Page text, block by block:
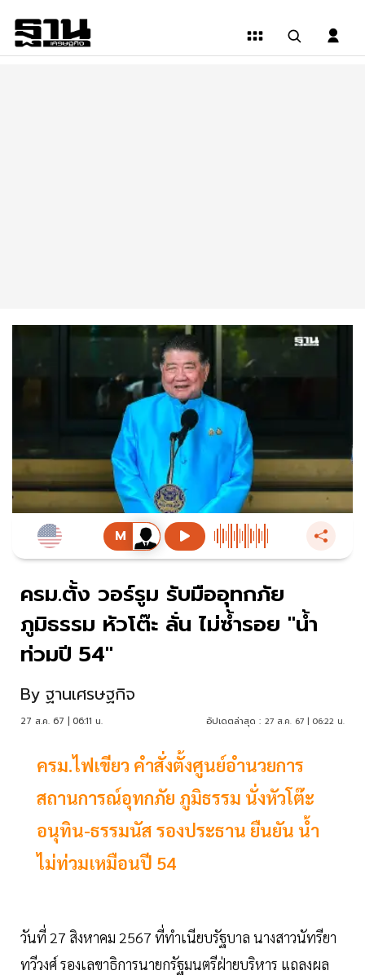
ครม.ตั้ง วอร์รูม รับมืออุทกภัย
ภูมิธรรม หัวโต๊ะ ลั่น ไม่ซ้ำรอย "น้ำ
ท่วมปี 54"
By ฐานเศรษฐกิจ
27 ส.ค. 67 | 06:11 น. อัปเดตล่าสุด : 27 ส.ค. 67 | 06:22 น.
ครม.ไฟเขียว คำสั่งตั้งศูนย์อำนวยการ
สถานการณ์อุทกภัย ภูมิธรรม นั่งหัวโต๊ะ
อนุทิน-ธรรมนัส รองประธาน ยืนยัน น้ำ
ไม่ท่วมเหมือนปี 54
วันที่ 27 สิงหาคม 2567 ที่ทำเนียบรัฐบาล นางสาวนัทรียา
ทวีวงศ์ รองเลขาธิการนายกรัฐมนตรีฝ่ายบริหาร แถลงผล